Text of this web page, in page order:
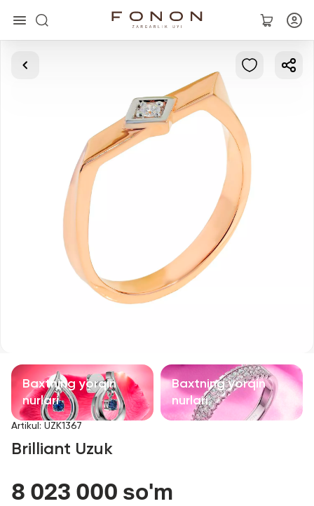
Asosiy
Bilaguzuklar
Aksessuarlar
Baxtning yorqin
nurlari
Baxtning yorqin
nurlari
Artikul : UZK1367
Brilliant Uzuk
8 023 000 so'm